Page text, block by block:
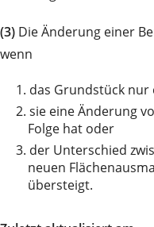
(3) Die Änderung einer
wenn
1. das Grundstück nur
2. sie eine Änderung
Folge hat oder
3. der Unterschied
neuen
übersteigt.